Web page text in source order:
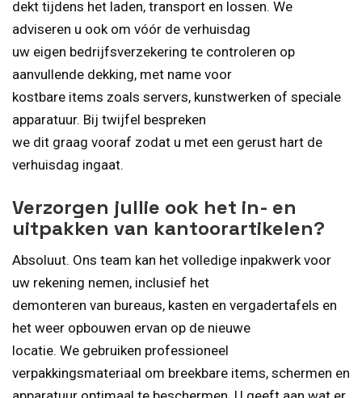
dekt tijdens het laden, transport en lossen. We
adviseren u ook om vóór de verhuisdag
uw eigen bedrijfsverzekering te controleren op
aanvullende dekking, met name voor
kostbare items zoals servers, kunstwerken of speciale
apparatuur. Bij twijfel bespreken
we dit graag vooraf zodat u met een gerust hart de
verhuisdag ingaat.
Verzorgen jullie ook het in- en
uitpakken van kantoorartikelen?
Absoluut. Ons team kan het volledige inpakwerk voor
uw rekening nemen, inclusief het
demonteren van bureaus, kasten en vergadertafels en
het weer opbouwen ervan op de nieuwe
locatie. We gebruiken professioneel
verpakkingsmateriaal om breekbare items, schermen en